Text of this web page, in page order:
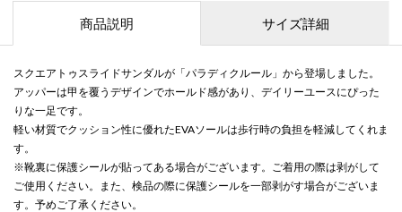
商品説明 サイズ詳細
スクエアトゥスライドサンダルが「パラディクルール」から登場しました。
アッパーは甲を覆うデザインでホールド感があり、デイリーユースにぴった
りな一足です。
軽い材質でクッション性に優れたEVAソールは歩行時の負担を軽減してくれま
す。
※靴裏に保護シールが貼ってある場合がございます。ご着用の際は剥がして
ご使用ください。また、検品の際に保護シールを一部剥がす場合がございま
す。予めご了承ください。